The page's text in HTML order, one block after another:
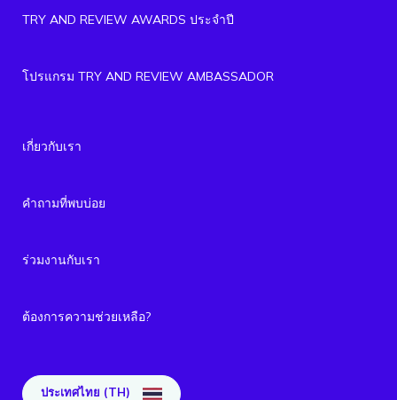
TRY AND REVIEW AWARDS ประจำปี
โปรแกรม TRY AND REVIEW AMBASSADOR
เกี่ยวกับเรา
คำถามที่พบบ่อย
ร่วมงานกับเรา
ต้องการความช่วยเหลือ?
ประเทศไทย (TH)